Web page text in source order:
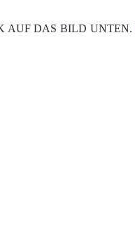
AUF DAS BILD UNTEN.